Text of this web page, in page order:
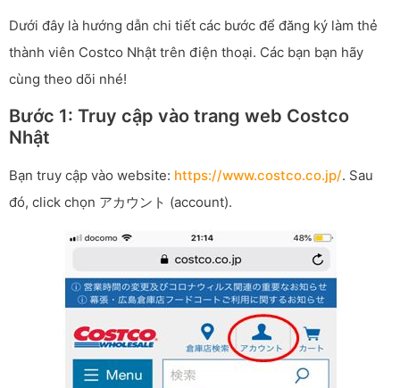
Dưới đây là hướng dẫn chi tiết các bước để đăng ký làm thẻ
thành viên Costco Nhật trên điện thoại. Các bạn bạn hãy
cùng theo dõi nhé!
Bước 1: Truy cập vào trang web Costco
Nhật
Bạn truy cập vào website: https://www.costco.co.jp/. Sau
đó, click chọn アカウント (account).